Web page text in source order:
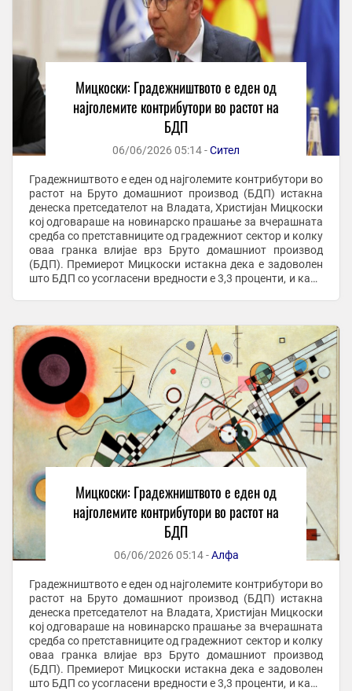
Мицкоски: Градежништвото е еден од
најголемите контрибутори во растот на
БДП
06/06/2026 05:14 -Сител
Градежништвото е еден од најголемите контрибутори во
растот на Бруто домашниот производ (БДП) истакна
денеска претседателот на Владата, Христијан Мицкоски
кој одговараше на новинарско прашање за вчерашната
средба со претставниците од градежниот сектор и колку
оваа гранка влијае врз Бруто домашниот производ
(БДП). Премиерот Мицкоски истакна дека е задоволен
што БДП со усогласени вредности е 3,3 проценти, и како
Мицкоски: Градежништвото е еден од
најголемите контрибутори во растот на
БДП
06/06/2026 05:14 -Алфа
Градежништвото е еден од најголемите контрибутори во
растот на Бруто домашниот производ (БДП) истакна
денеска претседателот на Владата, Христијан Мицкоски
кој одговараше на новинарско прашање за вчерашната
средба со претставниците од градежниот сектор и колку
оваа гранка влијае врз Бруто домашниот производ
(БДП). Премиерот Мицкоски истакна дека е задоволен
што БДП со усогласени вредности е 3,3 проценти, и како